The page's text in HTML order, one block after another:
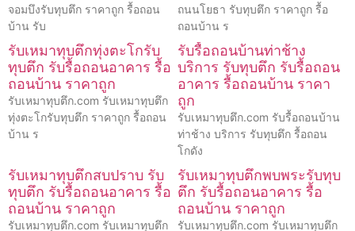
จอมบึงรับทุบตึก ราคาถูก รื้อถอน
บ้าน รับ
ถนนโยธา รับทุบตึก ราคาถูก รื้อ
ถอนบ้าน ร
รับเหมาทุบตึกทุ่งตะโกรับ
ทุบตึก รับรื้อถอนอาคาร รื้อ
ถอนบ้าน ราคาถูก
รับเหมาทุบตึก.com รับเหมาทุบตึก
ทุ่งตะโกรับทุบตึก ราคาถูก รื้อถอน
บ้าน ร
รับรื้อถอนบ้านท่าช้าง
บริการ รับทุบตึก รับรื้อถอน
อาคาร รื้อถอนบ้าน ราคา
ถูก
รับเหมาทุบตึก.com รับรื้อถอนบ้าน
ท่าช้าง บริการ รับทุบตึก รื้อถอน
โกดัง
รับเหมาทุบตึกสบปราบ รับ
ทุบตึก รับรื้อถอนอาคาร รื้อ
ถอนบ้าน ราคาถูก
รับเหมาทุบตึก.com รับเหมาทุบตึก
รับเหมาทุบตึกพบพระรับทุบ
ตึก รับรื้อถอนอาคาร รื้อ
ถอนบ้าน ราคาถูก
รับเหมาทุบตึก.com รับเหมาทุบตึก